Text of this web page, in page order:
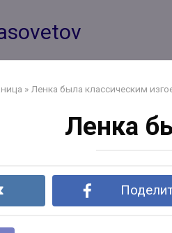
» Ленка была классическим
Ленка